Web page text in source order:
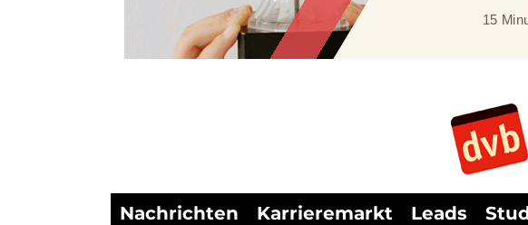
Nachrichten Karrieremarkt Leads